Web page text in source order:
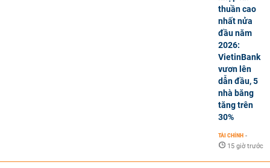
thuần cao
nhất nửa
đầu năm
2026:
VietinBank
vươn lên
dẫn đầu, 5
nhà băng
tăng trên
30%
TÀI CHÍNH -
15 giờ trước